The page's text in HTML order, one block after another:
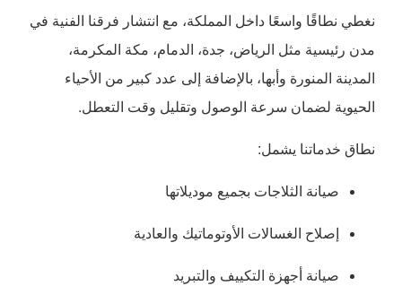
نغطي نطاقًا واسعًا داخل المملكة، مع انتشار فرقنا الفنية في
مدن رئيسية مثل الرياض، جدة، الدمام، مكة المكرمة،
المدينة المنورة وأبها، بالإضافة إلى عدد كبير من الأحياء
الحيوية لضمان سرعة الوصول وتقليل وقت التعطل.
نطاق خدماتنا يشمل:
صيانة الثلاجات بجميع موديلاتها
إصلاح الغسالات الأوتوماتيك والعادية
صيانة أجهزة التكييف والتبريد